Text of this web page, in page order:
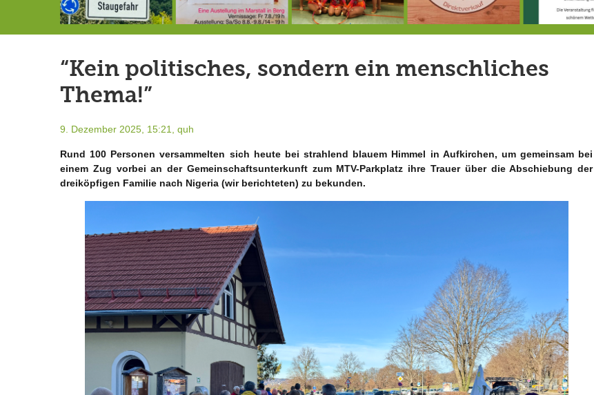
“Kein politisches, sondern ein menschliches
Thema!”
9. Dezember 2025, 15:21, quh
Rund 100 Personen versammelten sich heute bei strahlend blauem Himmel in Aufkirchen, um gemeinsam bei
einem Zug vorbei an der Gemeinschaftsunterkunft zum MTV-Parkplatz ihre Trauer über die Abschiebung der
dreiköpfigen Familie nach Nigeria (wir berichteten) zu bekunden.